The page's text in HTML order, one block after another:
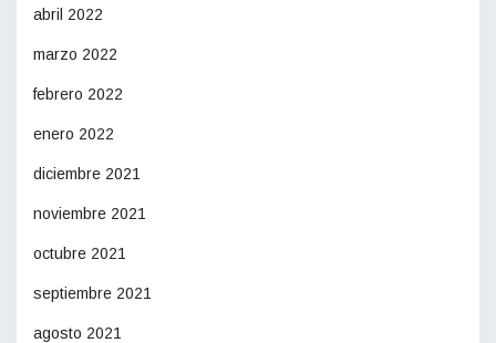
abril 2022
marzo 2022
febrero 2022
enero 2022
diciembre 2021
noviembre 2021
octubre 2021
septiembre 2021
agosto 2021